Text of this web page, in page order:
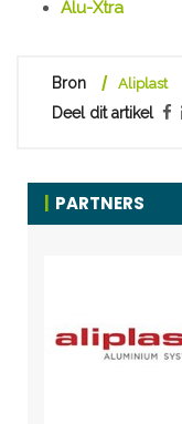
Alu-Xtra
Bron Aliplast
Deel dit artikel
PARTNERS